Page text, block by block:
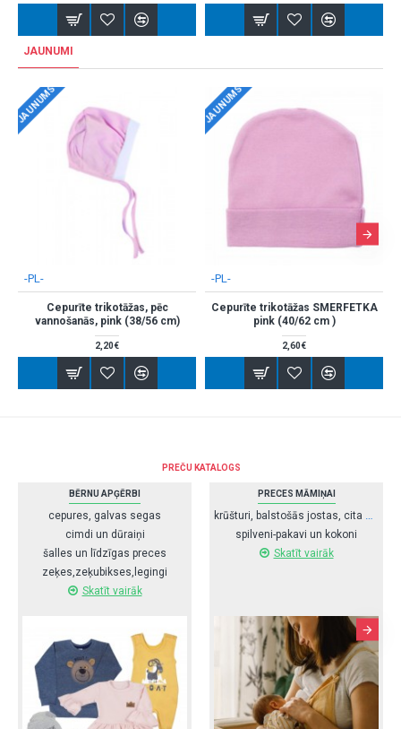
JAUNUMI
Cepurīte trikotāžas, pēc
pink (38/56 cm)
Cepurīte trikotāžas SMERFETKA
pink (40/62 cm )
PREČU KATALOGS
BĒRNU APĢĒRBI
cepures, galvas segas
cimdi un dūraiņi
šalles un līdzīgas preces
Skatīt vairāk
PRECES MĀMIŅAI
krūšturi, balstošās jostas, cita apakšveļa
spilveni-pakavi un kokoni
Skatīt vairāk